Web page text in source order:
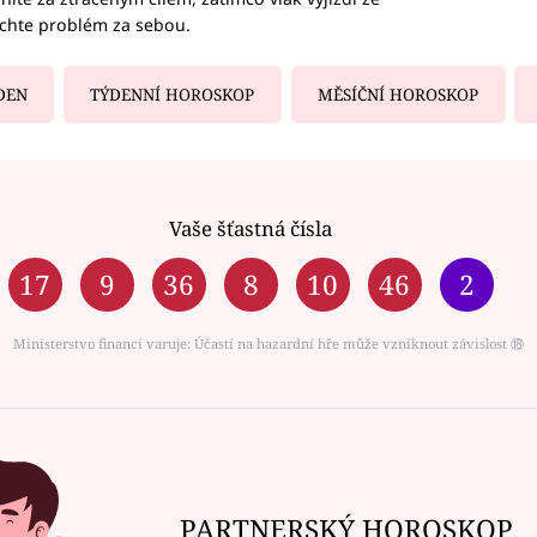
problém za sebou.
TÝDENNÍ HOROSKOP MĚSÍČNÍ HOROSKOP
Vaše šťastná čísla
17 9 36 8 10 46 2
Ministerstvo financí varuje: Účastí na hazardní hře může vzniknout závislost ⑱